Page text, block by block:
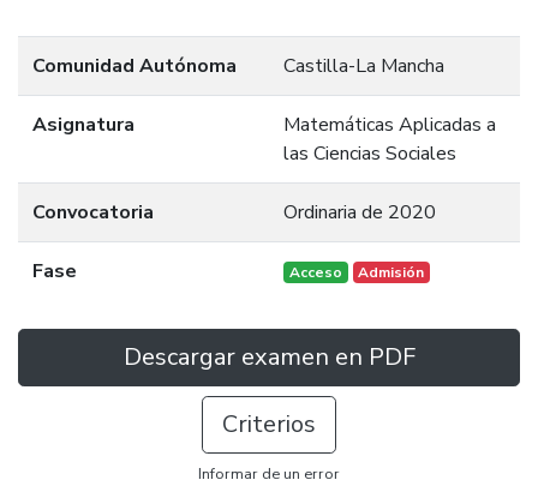
Comunidad Autónoma Castilla-La Mancha
Asignatura
Matemáticas Aplicadas a
las Ciencias Sociales
Convocatoria Ordinaria de 2020
Fase Acceso Admisión
Descargar examen en PDF
Criterios
Informar de un error